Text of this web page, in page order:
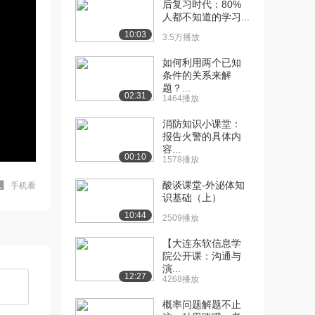
手机看
10:03
后复习时代：80%
人都不知道的学习...
3.5万播放
02:31
如何利用两个已知
条件的关系来解
题？...
1464播放
00:10
消防知识小课堂：
报告火警的具体内
容...
1578播放
10:44
酸谈课堂-外泌体知
识基础（上）
2509播放
12:27
【大连东软信息学
院公开课：沟通与
演...
4268播放
概率问题解题不止